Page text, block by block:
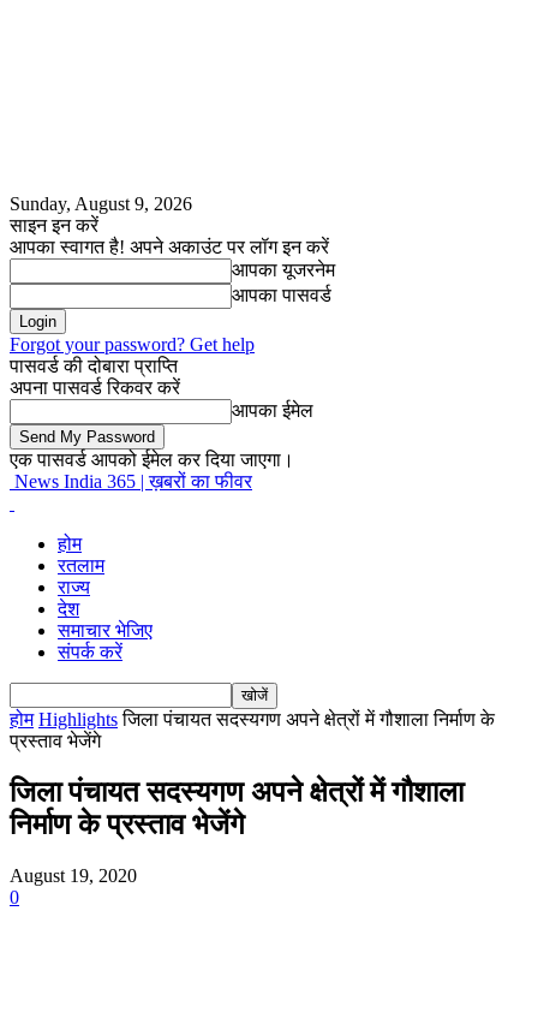
Sunday, August 9, 2026
साइन इन करें
आपका स्वागत है! अपने अकाउंट पर लॉग इन करें
आपका यूजरनेम
आपका पासवर्ड
Forgot your password? Get help
पासवर्ड की दोबारा प्राप्ति
अपना पासवर्ड रिकवर करें
आपका ईमेल
एक पासवर्ड आपको ईमेल कर दिया जाएगा।
News India 365 | ख़बरों का फीवर
होम
रतलाम
राज्य
देश
समाचार भेजिए
संपर्क करें
होम Highlights जिला पंचायत सदस्यगण अपने क्षेत्रों में गौशाला निर्माण के
प्रस्ताव भेजेंगे
जिला पंचायत सदस्यगण अपने क्षेत्रों में गौशाला
निर्माण के प्रस्ताव भेजेंगे
August 19, 2020
0